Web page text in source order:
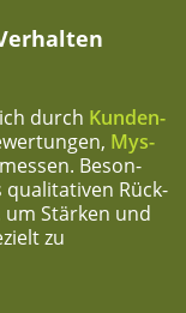
durch Kun­den­
Mys­
Beson­
qua­li­ta­ti­ven Rück­
Stär­ken und
zu